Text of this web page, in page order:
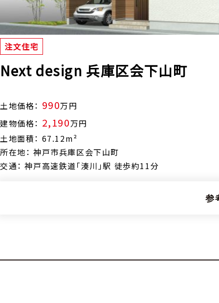
注文住宅
Next design 兵庫区会下山町
土地価格： 990万円
建物価格： 2,190万円
土地面積： 67.12m²
所在地： 神戸市兵庫区会下山町
交通： 神戸高速鉄道「湊川」駅 徒歩約11分
参